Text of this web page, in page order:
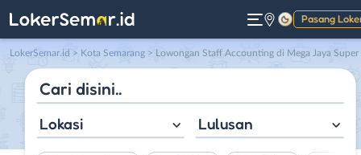
Pasang
Gelap
LokerSemar.id > Kota Semarang > Lowongan Staff Accounting di Mega Jaya Super Print
Lokasi Lulusan